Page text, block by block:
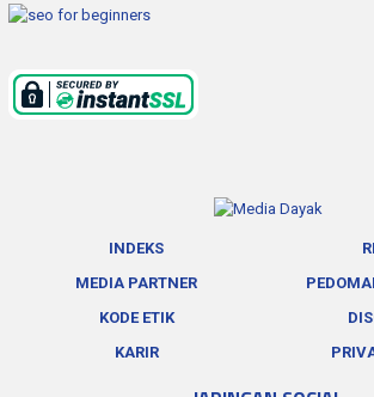
INDEKS
MEDIA PARTNER
KODE ETIK
KARIR